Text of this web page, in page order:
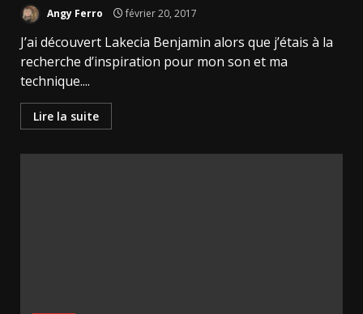
Angy Ferro février 20, 2017
J’ai découvert Lakecia Benjamin alors que j’étais à la
recherche d’inspiration pour mon son et ma
technique....
Lire la suite